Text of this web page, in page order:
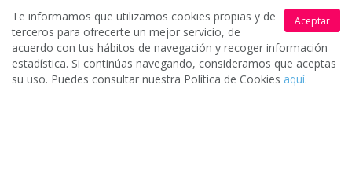
Aceptar
Te informamos que utilizamos cookies propias y de
terceros para ofrecerte un mejor servicio, de
acuerdo con tus hábitos de navegación y recoger información
estadística. Si continúas navegando, consideramos que aceptas
su uso. Puedes consultar nuestra Política de Cookies aquí.